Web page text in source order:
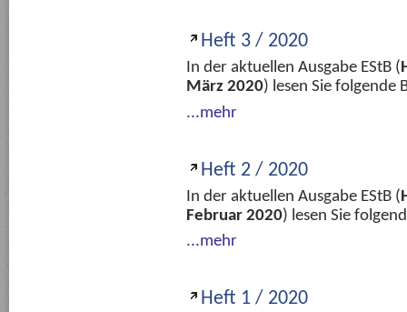
Heft 3 / 2020
In der aktuellen Ausgabe EStB (
März 2020) lesen Sie folgende
...mehr
Heft 2 / 2020
In der aktuellen Ausgabe EStB (
Februar 2020) lesen Sie
...mehr
Heft 1 / 2020